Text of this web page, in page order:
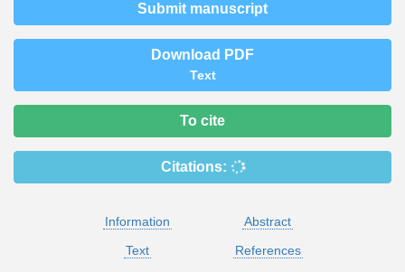
Submit manuscript
Download PDF
Text
To cite
Citations:
Information
Abstract
Text
References